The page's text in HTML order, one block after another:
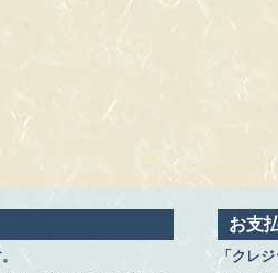
お支
「クレ